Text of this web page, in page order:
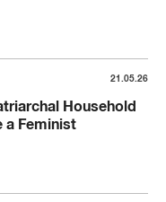
21.05.26
Household
a Feminist